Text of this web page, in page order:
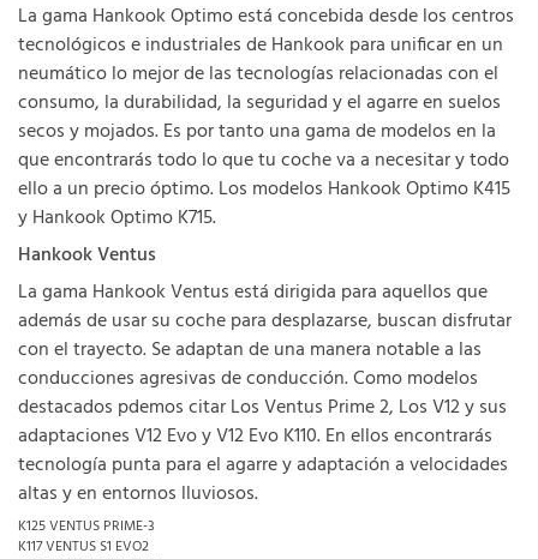
La gama Hankook Optimo está concebida desde los centros
tecnológicos e industriales de Hankook para unificar en un
neumático lo mejor de las tecnologías relacionadas con el
consumo, la durabilidad, la seguridad y el agarre en suelos
secos y mojados. Es por tanto una gama de modelos en la
que encontrarás todo lo que tu coche va a necesitar y todo
ello a un precio óptimo. Los modelos Hankook Optimo K415
y Hankook Optimo K715.
Hankook Ventus
La gama Hankook Ventus está dirigida para aquellos que
además de usar su coche para desplazarse, buscan disfrutar
con el trayecto. Se adaptan de una manera notable a las
conducciones agresivas de conducción. Como modelos
destacados pdemos citar Los Ventus Prime 2, Los V12 y sus
adaptaciones V12 Evo y V12 Evo K110. En ellos encontrarás
tecnología punta para el agarre y adaptación a velocidades
altas y en entornos lluviosos.
K125 VENTUS PRIME-3
K117 VENTUS S1 EVO2